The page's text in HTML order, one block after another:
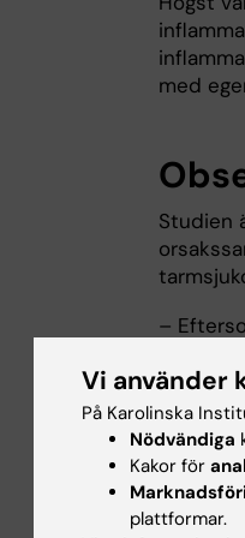
med
Studien
–
än
säger
Ingrid
Vi använder
På Karolinska
Nödvändiga
Kakor för
plattformar.